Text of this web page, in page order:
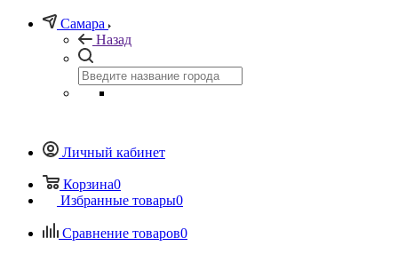
Самара
Назад
Личный кабинет
Корзина0
Избранные товары0
Сравнение товаров0